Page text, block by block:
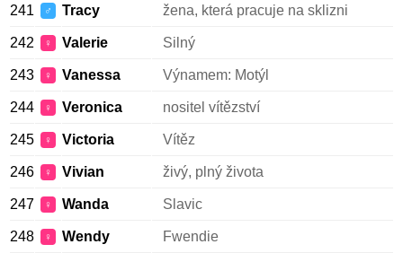
241 ♂ Tracy žena, která pracuje na sklizni
242 ♀ Valerie Silný
243 ♀ Vanessa Výnamem: Motýl
244 ♀ Veronica nositel vítězství
245 ♀ Victoria Vítěz
246 ♀ Vivian živý, plný života
247 ♀ Wanda Slavic
248 ♀ Wendy Fwendie